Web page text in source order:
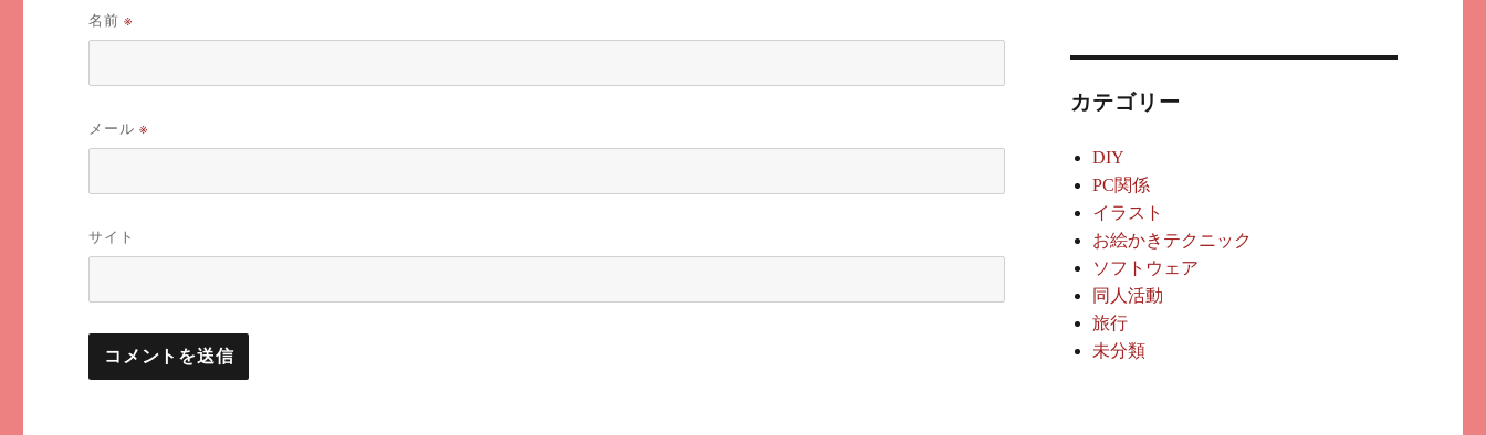
名前※
メール※
サイト
カテゴリー
DIY
PC関係
イラスト
お絵かきテクニック
ソフトウェア
同人活動
旅行
未分類